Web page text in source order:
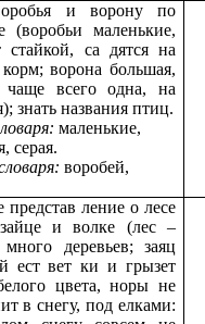
и ворону по
(воробьи маленькие,
стайкой, са дятся на
ворона большая,
чаще всего одна, на
знать названия птиц.
маленькие,
серая.
воробей,
представ ление о лесе
и волке (лес –
деревьев; заяц
ест вет ки и грызет
цвета, норы не
в снегу, под елками: